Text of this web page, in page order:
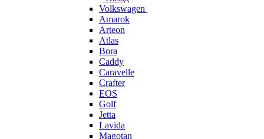
Volkswagen
Amarok
Arteon
Atlas
Bora
Caddy
Caravelle
Crafter
EOS
Golf
Jetta
Lavida
Magotan